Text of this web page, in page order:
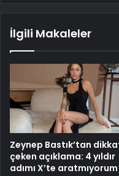
İlgili Makaleler
Zeynep Bastık’tan
çeken açıklama: 4 yıldır
adımı X’te aratmıyorum